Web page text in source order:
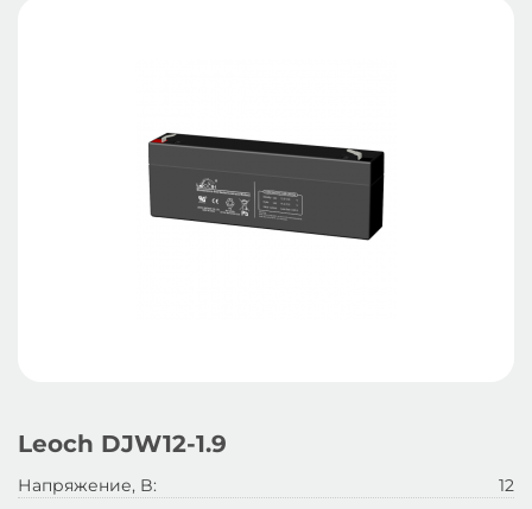
Leoch DJW12-1.9
Напряжение, B:
12